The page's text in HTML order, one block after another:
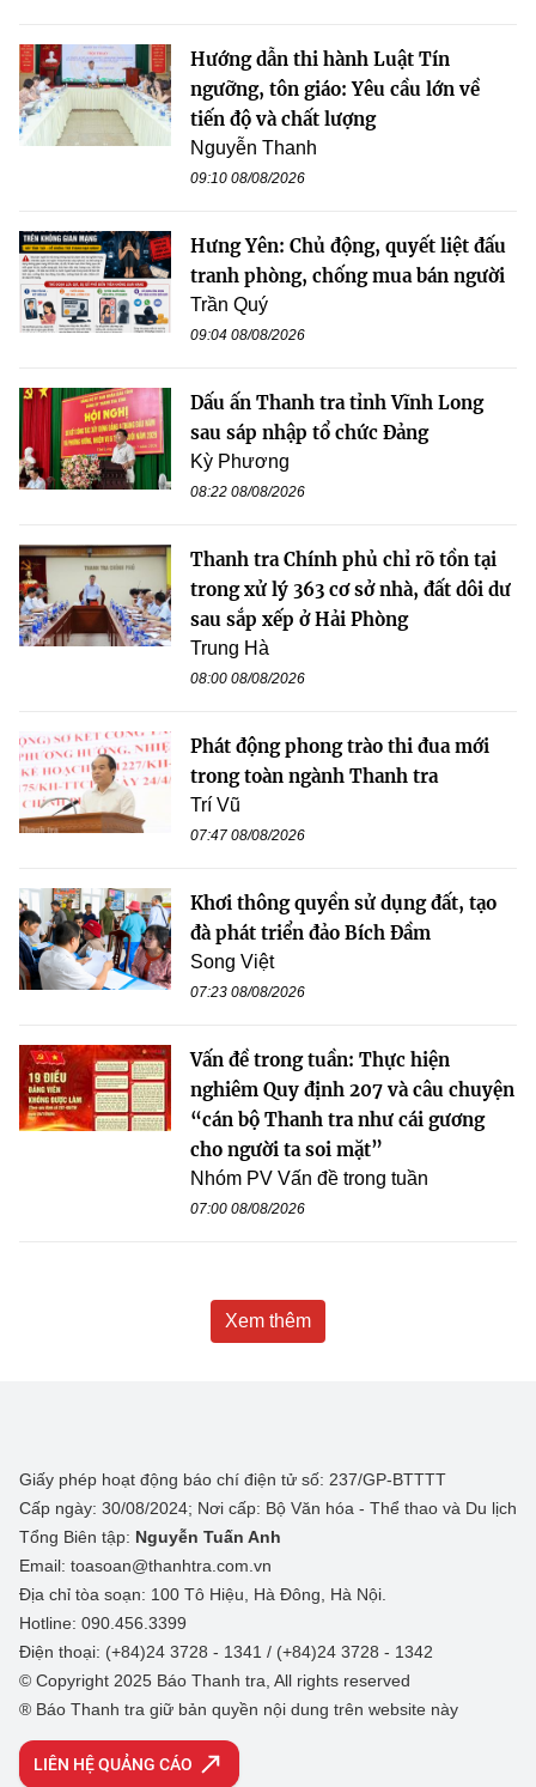
Hướng dẫn thi hành Luật Tín
ngưỡng, tôn giáo: Yêu cầu lớn về
tiến độ và chất lượng
Nguyễn Thanh
09:10 08/08/2026
Hưng Yên: Chủ động, quyết liệt đấu
tranh phòng, chống mua bán người
Trần Quý
09:04 08/08/2026
Dấu ấn Thanh tra tỉnh Vĩnh Long
sau sáp nhập tổ chức Đảng
Kỳ Phương
08:22 08/08/2026
Thanh tra Chính phủ chỉ rõ tồn tại
trong xử lý 363 cơ sở nhà, đất dôi dư
sau sắp xếp ở Hải Phòng
Trung Hà
08:00 08/08/2026
Phát động phong trào thi đua mới
trong toàn ngành Thanh tra
Trí Vũ
07:47 08/08/2026
Khơi thông quyền sử dụng đất, tạo
đà phát triển đảo Bích Đầm
Song Việt
07:23 08/08/2026
Vấn đề trong tuần: Thực hiện
nghiêm Quy định 207 và câu chuyện
“cán bộ Thanh tra như cái gương
cho người ta soi mặt”
Nhóm PV Vấn đề trong tuần
07:00 08/08/2026
Xem thêm
Giấy phép hoạt động báo chí điện tử số: 237/GP-BTTTT
Cấp ngày: 30/08/2024; Nơi cấp: Bộ Văn hóa - Thể thao và Du lịch
Tổng Biên tập: Nguyễn Tuấn Anh
Email: toasoan@thanhtra.com.vn
Địa chỉ tòa soạn: 100 Tô Hiệu, Hà Đông, Hà Nội.
Hotline: 090.456.3399
Điện thoại: (+84)24 3728 - 1341 / (+84)24 3728 - 1342
© Copyright 2025 Báo Thanh tra, All rights reserved
® Báo Thanh tra giữ bản quyền nội dung trên website này
LIÊN HỆ QUẢNG CÁO